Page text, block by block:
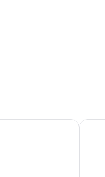
Oberhausen am Centro